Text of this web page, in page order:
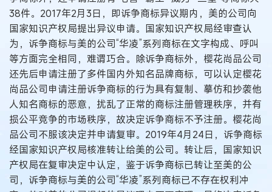
38件。2017年2月3日，即诉争商标异议期内，美的公司向
国家知识产权局提出异议申请。国家知识产权局经审查认
为，诉争商标与美的公司“华凌”系列商标在文字构成、呼叫
等方面完全相同，难谓巧合。除诉争商标外，樱花尚品公司
还先后申请注册了多件国内外知名品牌商标，可以认定樱花
尚品公司申请注册诉争商标的行为具有复制、摹仿和抄袭他
人知名商标的恶意，扰乱了正常的商标注册管理秩序，并有
损公平竞争的市场秩序，故决定诉争商标不予注册。樱花尚
品公司不服该决定并申请复审。2019年4月24日，诉争商标
经国家知识产权局核准转让给美的公司。转让后，国家知识
产权局在复审决定中认定，鉴于诉争商标已转让至美的公
司，诉争商标与美的公司“华凌”系列商标已不存在权利冲